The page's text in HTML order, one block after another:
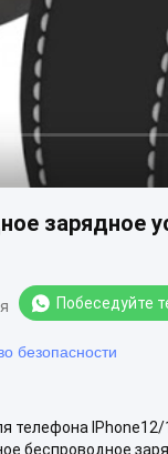
зарядное
Побеседуйте
безопасности
телефона
беспроводное